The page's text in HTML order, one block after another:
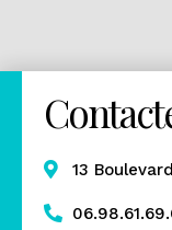
13